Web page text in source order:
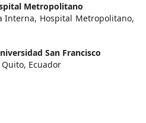
Metropolitano
Interna, Hospital Metropolitano,
San Francisco
Ecuador